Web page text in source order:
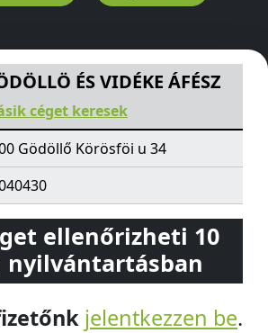
ÁFÉSZKörösföi u 34Gödöllő
ÉS VIDÉKE ÁFÉSZ
céget keresek
Gödöllő Körösföi u 34
ellenőrizheti 10
nyilvántartásban
jelentkezzen be.